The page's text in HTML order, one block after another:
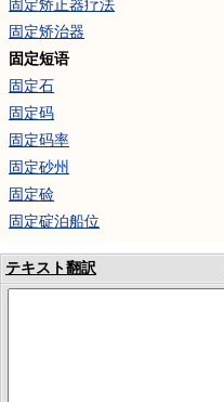
固定矫正器疗法
固定矫治器
固定短语
固定石
固定码
固定码率
固定砂州
固定硷
固定碇泊船位
テキスト翻訳